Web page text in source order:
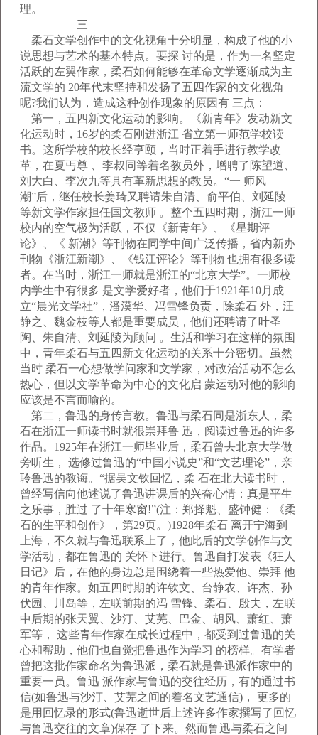
理。
三
柔石文学创作中的文化视角十分明显，构成了他的小
说思想与艺术的基本特点。要探 讨的是，作为一名坚定
活跃的左翼作家，柔石如何能够在革命文学逐渐成为主
流文学的 20年代末坚持和发扬了五四作家的文化视角
呢?我们认为，造成这种创作现象的原因有 三点：
第一，五四新文化运动的影响。《新青年》发动新文
化运动时，16岁的柔石刚进浙江 省立第一师范学校读
书。这所学校的校长经亨颐，当时正着手进行教学改
革，在夏丐尊 、李叔同等着名教员外，增聘了陈望道、
刘大白、李次九等具有革新思想的教员。“一 师风
潮”后，继任校长姜琦又聘请朱自清、俞平伯、刘延陵
等新文学作家担任国文教师 。整个五四时期，浙江一师
校内的空气极为活跃，不仅《新青年》、《星期评
论》、《 新潮》等刊物在同学中间广泛传播，省内新办
刊物《浙江新潮》、《钱江评论》等刊物 也拥有很多读
者。在当时，浙江一师就是浙江的“北京大学”。一师校
内学生中有很多 是文学爱好者，他们于1921年10月成
立“晨光文学社”，潘漠华、冯雪锋负责，除柔石 外，汪
静之、魏金枝等人都是重要成员，他们还聘请了叶圣
陶、朱自清、刘延陵为顾问 。生活和学习在这样的氛围
中，青年柔石与五四新文化运动的关系十分密切。虽然
当时 柔石一心想做学问家和文学家，对政治活动不怎么
热心，但以文学革命为中心的文化启 蒙运动对他的影响
应该是不言而喻的。
第二，鲁迅的身传言教。鲁迅与柔石同是浙东人，柔
石在浙江一师读书时就很崇拜鲁 迅，阅读过鲁迅的许多
作品。1925年在浙江一师毕业后，柔石曾去北京大学做
旁听生， 选修过鲁迅的“中国小说史”和“文艺理论”，亲
聆鲁迅的教诲。“据吴文钦回忆，柔 石在北大读书时，
曾经写信向他述说了鲁迅讲课后的兴奋心情：真是平生
之乐事，胜过 了十年寒窗!”(注：郑择魁、盛钟健：《柔
石的生平和创作》，第29页。)1928年柔石 离开宁海到
上海，不久就与鲁迅联系上了，他此后的文学创作与文
学活动，都在鲁迅的 关怀下进行。鲁迅自打发表《狂人
日记》后，在他的身边总是围绕着一些热爱他、崇拜 他
的青年作家。如五四时期的许钦文、台静农、许杰、孙
伏园、川岛等，左联前期的冯 雪锋、柔石、殷夫，左联
中后期的张天翼、沙汀、艾芜、巴金、胡风、萧红、萧
军等， 这些青年作家在成长过程中，都受到过鲁迅的关
心和帮助，他们也自觉把鲁迅作为学习 的榜样。有学者
曾把这批作家命名为鲁迅派，柔石就是鲁迅派作家中的
重要一员。鲁迅 派作家与鲁迅的交往经历，有的通过书
信(如鲁迅与沙汀、艾芜之间的着名文艺通信)， 更多的
是用回忆录的形式(鲁迅逝世后上述许多作家撰写了回忆
与鲁迅交往的文章)保存 了下来。然而鲁迅与柔石之间